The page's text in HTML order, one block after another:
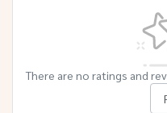
There are no ratings and